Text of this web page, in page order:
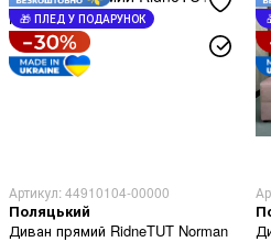
🎁 ПЛЕД У ПОДАРУНОК
Артикул: 44910104-00000
Поляцький
Диван прямий RidneTUT Norman